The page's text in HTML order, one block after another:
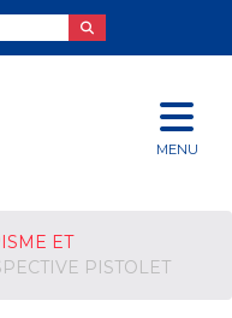
MENU
ET
PISTOLET